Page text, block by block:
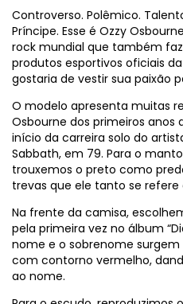
Controverso. Polêmico.
Príncipe. Esse é Ozzy
rock mundial que também
produtos esportivos oficiais
gostaria de vestir sua paixão
O modelo apresenta muitas
Osbourne dos primeiros
início da carreira solo do
Sabbath, em 79. Para o
trouxemos o preto como
trevas que ele tanto se refere
Na frente da camisa,
pela primeira vez no álbum
nome e o sobrenome
com contorno vermelho,
ao nome.